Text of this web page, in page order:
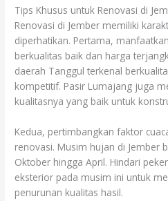
Tips Khusus untuk Renovasi di
Renovasi di Jember memiliki
diperhatikan. Pertama,
berkualitas baik dan harga
daerah Tanggul terkenal
kompetitif. Pasir Lumajang juga
kualitasnya yang baik untuk
Kedua, pertimbangkan faktor
renovasi. Musim hujan di Jember
Oktober hingga April. Hindari
eksterior pada musim ini untuk
penurunan kualitas hasil.